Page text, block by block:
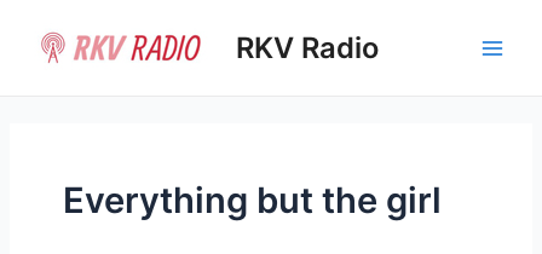
contenido
RKV Radio
Everything but the girl